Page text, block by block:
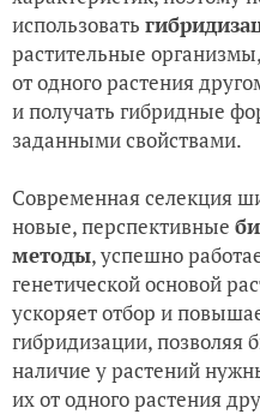
использовать
растительные
от одного растения
и получать гибридные
заданными свойствами.
Современная селекция
новые, перспективные
методы, успешно
генетической основой
ускоряет отбор и
гибридизации, позволяя
наличие у растений
их от одного растения